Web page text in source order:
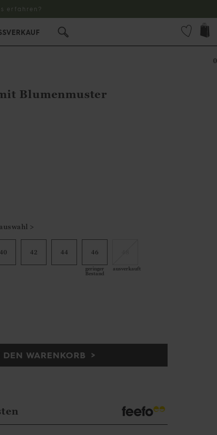
erfahren?
0
Blumenmuster
>
40 42 44 46
geringer
Bestand
ausverkauft
DEN WARENKORB